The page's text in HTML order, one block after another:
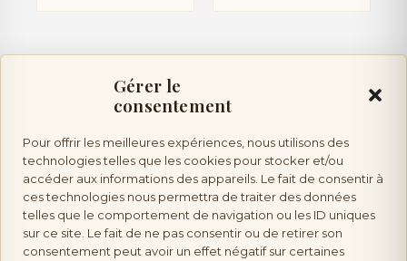
Gérer le
consentement
Pour offrir les meilleures expériences, nous utilisons des
technologies telles que les cookies pour stocker et/ou
accéder aux informations des appareils. Le fait de consentir à
ces technologies nous permettra de traiter des données
telles que le comportement de navigation ou les ID uniques
sur ce site. Le fait de ne pas consentir ou de retirer son
consentement peut avoir un effet négatif sur certaines
Vente d’alcool :l’abus d’alcool est dangereux pour la
santé, à consommer avec modération. Vente interdite aux mineurs.